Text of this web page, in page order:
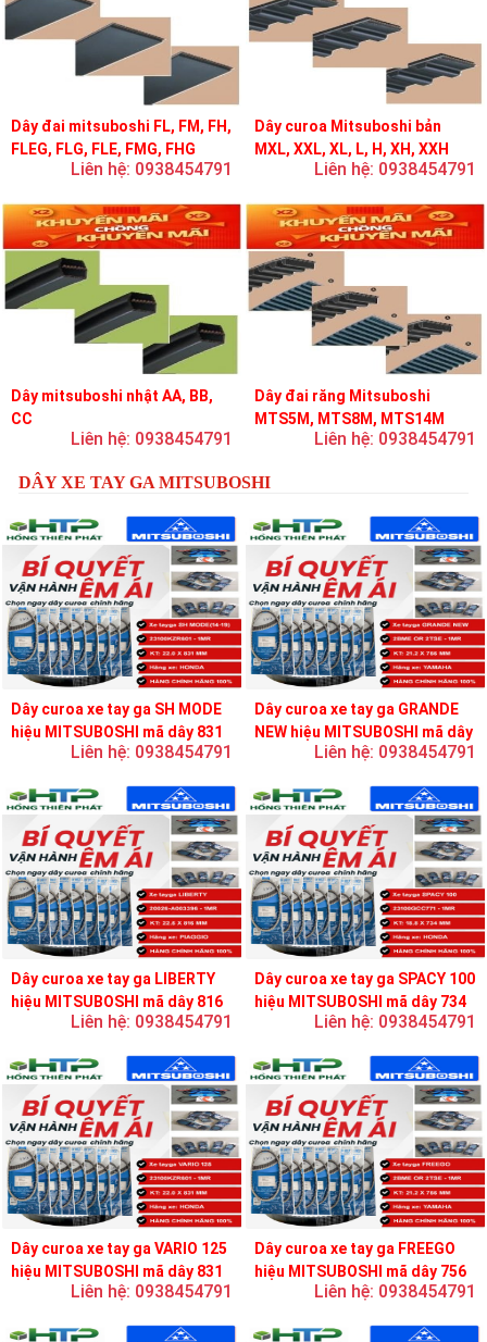
Dây đai mitsuboshi FL, FM, FH,
FLEG, FLG, FLE, FMG, FHG
Liên hệ: 0938454791
Dây curoa Mitsuboshi bản
MXL, XXL, XL, L, H, XH, XXH
Liên hệ: 0938454791
Dây mitsuboshi nhật AA, BB,
CC
Liên hệ: 0938454791
Dây đai răng Mitsuboshi
MTS5M, MTS8M, MTS14M
Liên hệ: 0938454791
DÂY XE TAY GA MITSUBOSHI
Dây curoa xe tay ga SH MODE
hiệu MITSUBOSHI mã dây 831
Liên hệ: 0938454791
Dây curoa xe tay ga GRANDE
NEW hiệu MITSUBOSHI mã dây
Liên hệ: 0938454791
Dây curoa xe tay ga LIBERTY
hiệu MITSUBOSHI mã dây 816
Liên hệ: 0938454791
Dây curoa xe tay ga SPACY 100
hiệu MITSUBOSHI mã dây 734
Liên hệ: 0938454791
Dây curoa xe tay ga VARIO 125
hiệu MITSUBOSHI mã dây 831
Liên hệ: 0938454791
Dây curoa xe tay ga FREEGO
hiệu MITSUBOSHI mã dây 756
Liên hệ: 0938454791